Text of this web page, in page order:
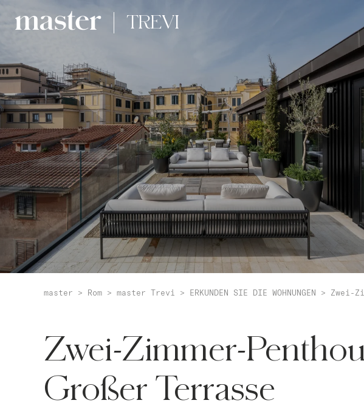
TREVI
master > Rom > master Trevi > ERKUNDEN SIE DIE WOHNUNGEN > Zwei-
Zwei-Zimmer-
Großer Terrasse